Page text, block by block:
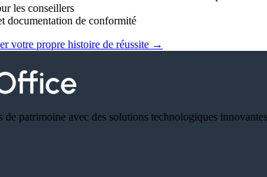
les conseillers
documentation de conformité
votre propre histoire de réussite →
de patrimoine avec des solutions technologiques